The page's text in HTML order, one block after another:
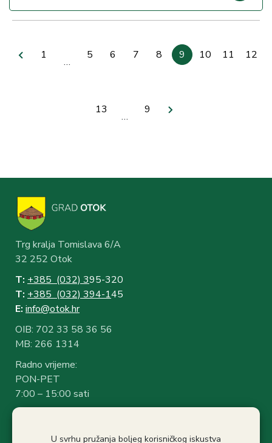
PreviousFirst
1
…
Stranica
5 Stranica
6 Stranica
7 Stranica
8
Current
page
9 Stranica
10 Stranica
11 12
Stranica
13
…
Last
9
Next
Trg kralja Tomislava 6/A
32 252 Otok
T: +385 (032) 395-320
T: +385 (032) 394-145
E: info@otok.hr
OIB: 702 33 58 36 56
MB: 266 1314
Radno vrijeme:
PON-PET
7:00 – 15:00 sati
U svrhu pružanja boljeg korisničkog iskustva